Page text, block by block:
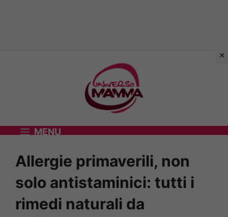
MENU
Allergie primaverili, non
solo antistaminici: tutti i
rimedi naturali da